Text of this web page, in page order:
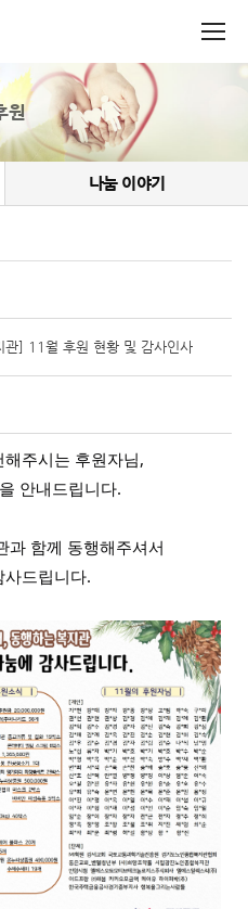
원
나눔 이야기
관] 11월 후원 현황 및 감사인사
주시는 후원자님,
안내드립니다.
과 함께 동행해주셔서
사드립니다.